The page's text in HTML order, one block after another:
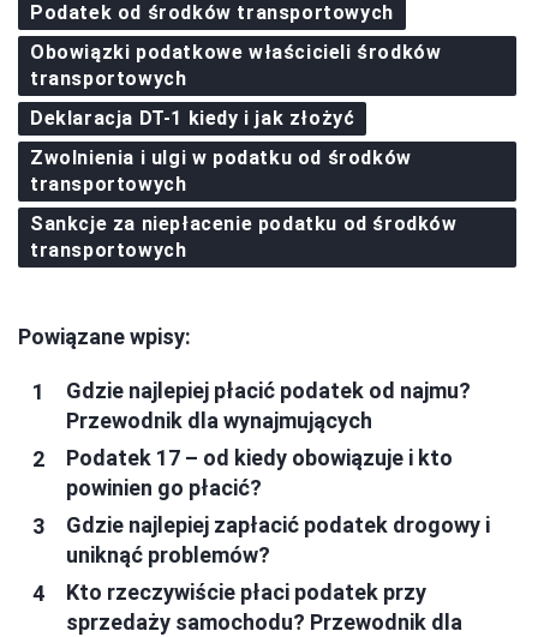
Podatek od środków transportowych
Obowiązki podatkowe właścicieli środków
transportowych
Deklaracja DT-1 kiedy i jak złożyć
Zwolnienia i ulgi w podatku od środków
transportowych
Sankcje za niepłacenie podatku od środków
transportowych
Powiązane wpisy:
Gdzie najlepiej płacić podatek od najmu?
Przewodnik dla wynajmujących
Podatek 17 – od kiedy obowiązuje i kto
powinien go płacić?
Gdzie najlepiej zapłacić podatek drogowy i
uniknąć problemów?
Kto rzeczywiście płaci podatek przy
sprzedaży samochodu? Przewodnik dla